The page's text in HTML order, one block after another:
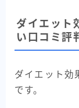
ダイエット
い口コミ評
ダイエット効
です。